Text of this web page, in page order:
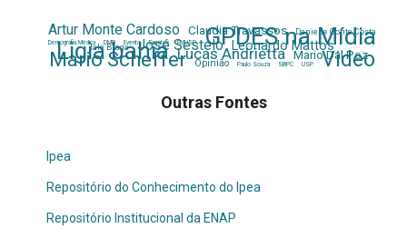
Artur Monte Cardoso Claudia Travassos Danielle Conte Costa
Demografia Médica DMB Evento Eventos FMUSP GPDES na Mídia
Iale Braga José Sestelo Leonardo Mattos
Ligia bahia Lucas Andrietta Mario Dal Poz
Mario Scheffer Opinião Paulo Souza SBPC USP Video
Outras Fontes
Ipea
Repositório do Conhecimento do Ipea
Repositório Institucional da ENAP